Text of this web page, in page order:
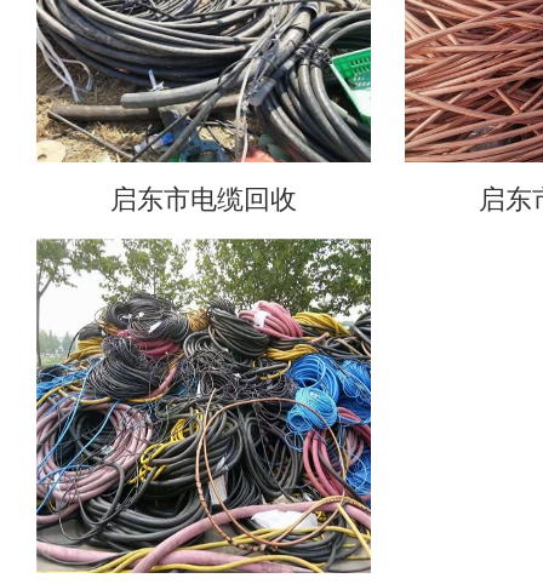
启东市电缆回收 启东